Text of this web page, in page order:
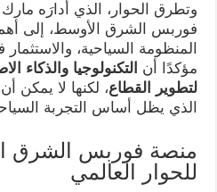
وتطرق الحوار، الذي أدارَه مارك
فوربس الشرق الأوسط، إلى
المنظومة السياحية،
مؤكدًا أن التكنولوجيا والذكاء
لتطوير القطاع، لكنها لا يمكن
الذي يظل أساس التجربة
منصة فوربس الشرق
للحوار العالمي